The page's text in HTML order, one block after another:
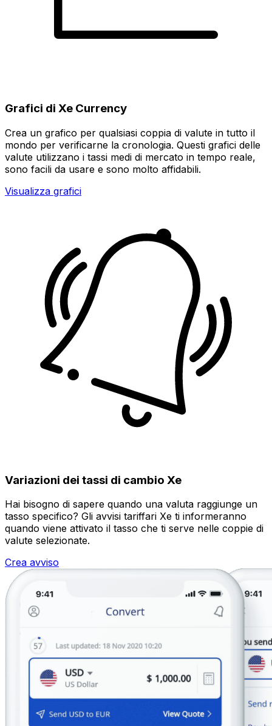
Grafici di Xe Currency
Crea un grafico per qualsiasi coppia di valute in tutto il
mondo per verificarne la cronologia. Questi grafici delle
valute utilizzano i tassi medi di mercato in tempo reale,
sono facili da usare e sono molto affidabili.
Visualizza grafici
Variazioni dei tassi di cambio Xe
Hai bisogno di sapere quando una valuta raggiunge un
tasso specifico? Gli avvisi tariffari Xe ti informeranno
quando viene attivato il tasso che ti serve nelle coppie di
valute selezionate.
Crea avviso